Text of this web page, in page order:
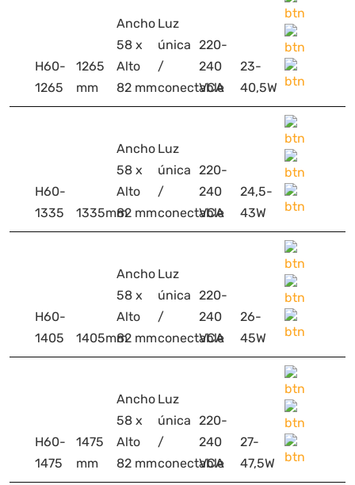
H60-
1265
1265
mm
Ancho
58 x
Alto
82 mm
Luz
única
/
conectable
220-
240
VCA
23-
40,5W
H60-
1335
1335mm
Ancho
58 x
Alto
82 mm
Luz
única
/
conectable
220-
240
VCA
24,5-
43W
H60-
1405
1405mm
Ancho
58 x
Alto
82 mm
Luz
única
/
conectable
220-
240
VCA
26-
45W
H60-
1475
1475
mm
Ancho
58 x
Alto
82 mm
Luz
única
/
conectable
220-
240
VCA
27-
47,5W